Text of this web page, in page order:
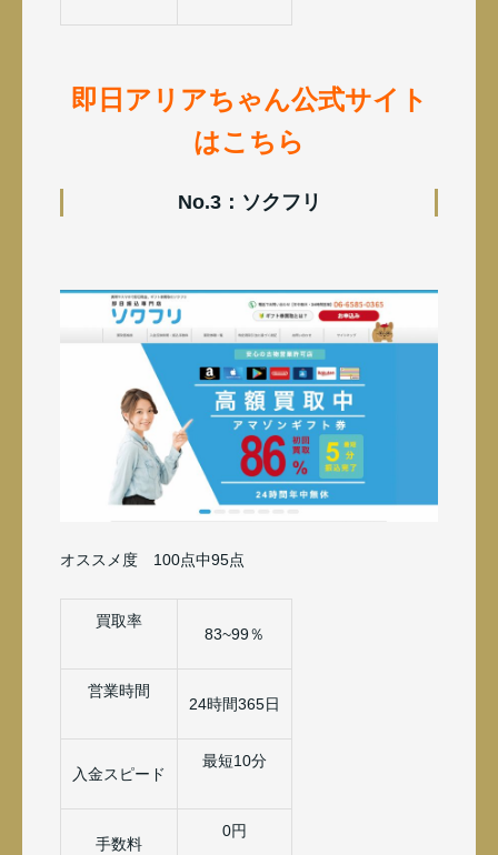
即日アリアちゃん公式サイト
はこちら
No.3：ソクフリ
オススメ度 100点中95点
買取率
83~99％
営業時間
24時間365日
入金スピード
最短10分
手数料
0円